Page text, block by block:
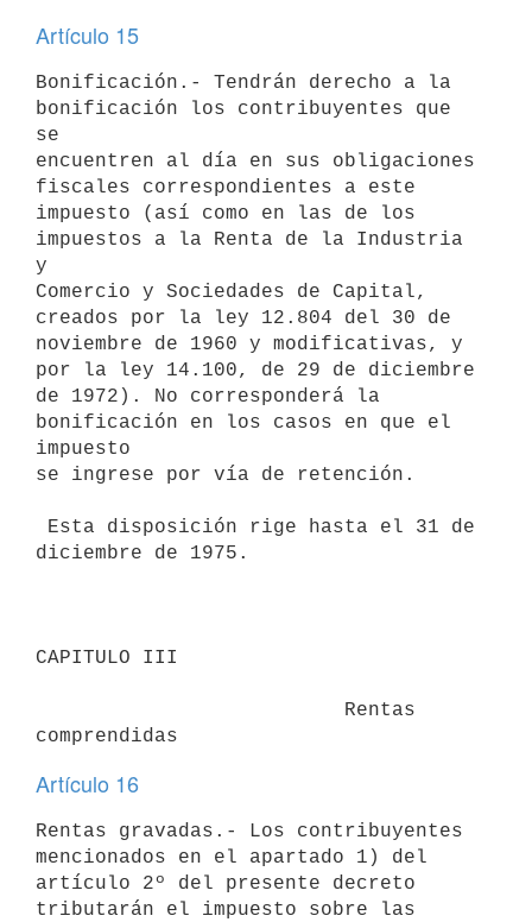
Artículo 15
Bonificación.- Tendrán derecho a la
bonificación los contribuyentes que
se
encuentren al día en sus obligaciones
fiscales correspondientes a este
impuesto (así como en las de los
impuestos a la Renta de la Industria
y
Comercio y Sociedades de Capital,
creados por la ley 12.804 del 30 de
noviembre de 1960 y modificativas, y
por la ley 14.100, de 29 de diciembre
de 1972). No corresponderá la
bonificación en los casos en que el
impuesto
se ingrese por vía de retención.
diciembre de 1975.
CAPITULO III
Artículo 16
Rentas gravadas.- Los contribuyentes
mencionados en el apartado 1) del
artículo 2º del presente decreto
tributarán el impuesto sobre las